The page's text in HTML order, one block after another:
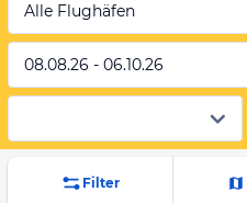
Alle Flughäfen
08.08.26 - 06.10.26
Filter